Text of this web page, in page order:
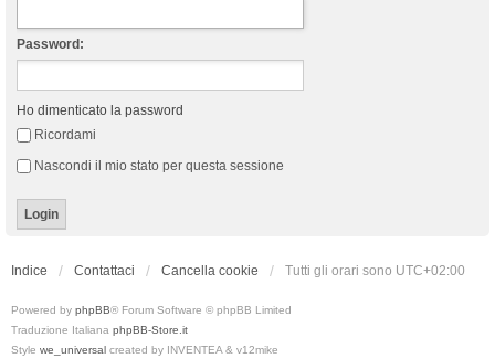
Password:
Ho dimenticato la password
Ricordami
Nascondi il mio stato per questa sessione
Indice Contattaci Cancella cookie Tutti gli orari sono UTC+02:00
Powered by phpBB® Forum Software © phpBB Limited
Traduzione Italiana phpBB-Store.it
Style we_universal created by INVENTEA & v12mike